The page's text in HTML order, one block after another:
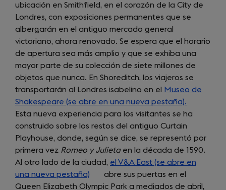
in
a
new
tab)
ubicación en Smithfield, en el corazón de la City de
Londres, con exposiciones permanentes que se
albergarán en el antiguo mercado general
victoriano, ahora renovado. Se espera que el horario
de apertura sea más amplio y que se exhiba una
mayor parte de su colección de siete millones de
objetos que nunca. En Shoreditch, los viajeros se
transportarán al Londres isabelino en el
Museo de
Shakespeare (se abre en una nueva pestaña).
in
new
tab)
Esta nueva experiencia para los visitantes se ha
construido sobre los restos del antiguo Curtain
Playhouse, donde, según se dice, se representó por
primera vez Romeo y Julieta en la década de 1590.
Al otro lado de la ciudad, el V&A East (se abre en
una nueva pestaña) (opens
in
abre sus puertas en el
Queen Elizabeth Olympic Park a mediados de abril,